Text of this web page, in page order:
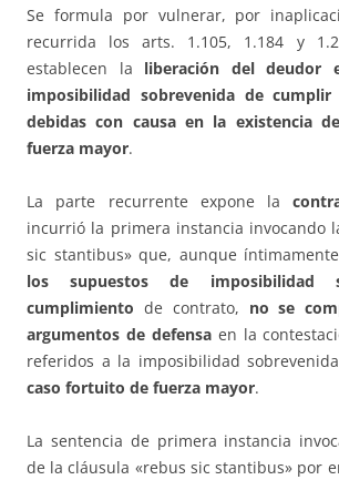
Se formula por vulnerar, por
recurrida los arts. 1.105, 1.184 y
establecen la liberación del deudor
imposibilidad sobrevenida de cumplir
debidas con causa en la existencia
fuerza mayor.
La parte recurrente expone la
incurrió la primera instancia invocando
sic stantibus» que, aunque íntimamente
los supuestos de imposibilidad
cumplimiento de contrato, no se
argumentos de defensaen la
referidos a la imposibilidad sobrevenida
caso fortuito de fuerza mayor.
La sentencia de primera instancia
de la cláusula «rebus sic stantibus» por